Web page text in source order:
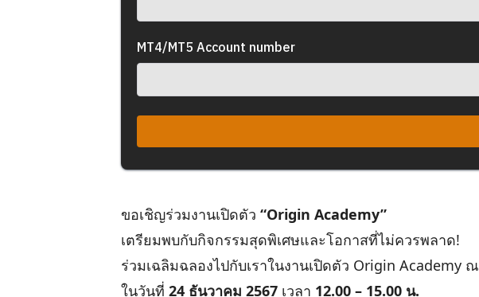
MT4/MT5 Account number
ขอเชิญร่วมงานเปิดตัว “Origin Academy”
เตรียมพบกับกิจกรรมสุดพิเศษและโอกาสที่ไม่ควรพลาด!
ร่วมเฉลิมฉลองไปกับเราในงานเปิดตัว Origin Academy ณ
ในวันที่ 24 ธันวาคม 2567 เวลา 12.00 – 15.00 น.